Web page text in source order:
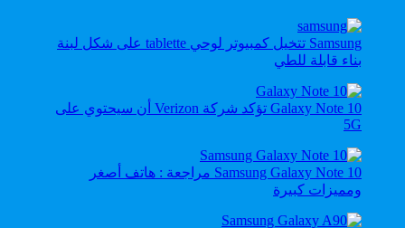
Samsung تتخيل كمبيوتر لوحي tablette على شكل لبنة
بناء قابلة للطي
Galaxy Note 10 تؤكد شركة Verizon أن سيحتوي على
5G
Samsung Galaxy Note 10 مراجعة : هاتف أصغر
ومميزات كبيرة